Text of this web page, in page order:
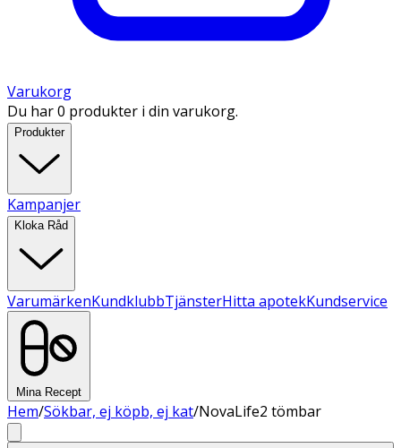
Varukorg
Du har 0 produkter i din varukorg.
Produkter
Kampanjer
Kloka Råd
VarumärkenKundklubbTjänsterHitta apotekKundservice
Mina Recept
Hem/Sökbar, ej köpb, ej kat/NovaLife2 tömbar